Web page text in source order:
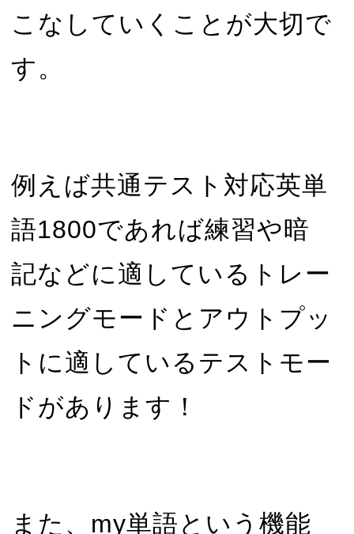
こなしていくことが大切で
す。
例えば共通テスト対応英単
語1800であれば練習や暗
記などに適しているトレー
ニングモードとアウトプッ
トに適しているテストモー
ドがあります！
また、my単語という機能